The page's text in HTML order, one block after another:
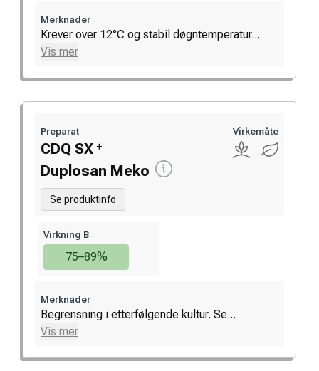
Merknader
Krever over 12°C og stabil døgntemperatur...
Vis mer
Preparat
CDQ SX +
Duplosan Meko
Se produktinfo
Virkemåte
Virkning B
75–89%
Merknader
Begrensning i etterfølgende kultur. Se...
Vis mer